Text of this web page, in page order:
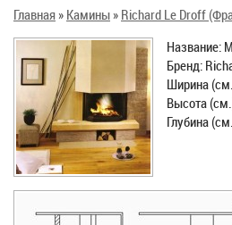
Главная» Камины» Richard Le Droff
Название:
Бренд:
Ширина
Высота
Глубина